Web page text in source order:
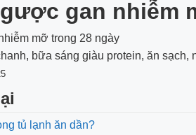
gan nhiễm
bữa sáng giàu protein, ăn
tủ lạnh ăn dần?